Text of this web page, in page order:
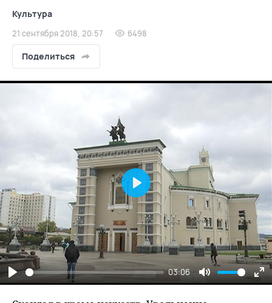
Культура
21 сентября 2018, 20:57 6498
Поделиться
Play
03:06
Mute
Play